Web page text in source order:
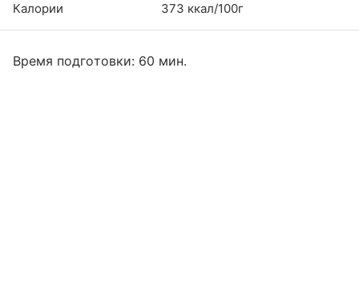
Калории 373 ккал/100г
Время подготовки: 60 мин.